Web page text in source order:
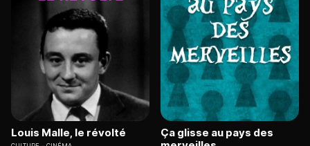
Louis Malle, le révolté
Ça glisse au pays des